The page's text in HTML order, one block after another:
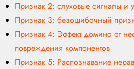
Признак 2: слуховые сигналы и
Признак 3: безошибочный
Признак 4: Эффект домино от
повреждения компонентов
Признак 5: Распознавание